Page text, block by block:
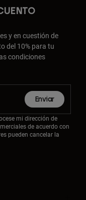
y en cuestión de
del 10% para tu
condiciones
Enviar
mi dirección de
de acuerdo con
pueden cancelar la